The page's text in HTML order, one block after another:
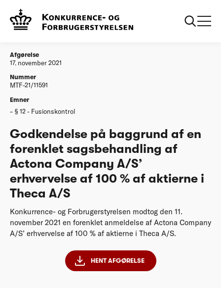
Afgørelser
forenklet sagsbehandling af Actona Company
A/S’ erhvervelse af 100 % af aktierne i Theca A/S
Afgørelse
17. november 2021
Nummer
MTF-21/11591
Emner
§ 12 - Fusionskontrol
Godkendelse på baggrund af en
forenklet sagsbehandling af
Actona Company A/S’
erhvervelse af 100 % af aktierne i
Theca A/S
Konkurrence- og Forbrugerstyrelsen modtog den 11.
november 2021 en forenklet anmeldelse af Actona Company
A/S’ erhvervelse af 100 % af aktierne i Theca A/S.
HENT AFGØRELSE